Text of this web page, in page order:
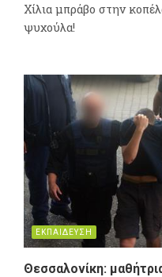
Χίλια μπράβο στην
ψυχούλα!
ΕΚΠΑΙΔΕΥΣΗ
Θεσσαλονίκη: